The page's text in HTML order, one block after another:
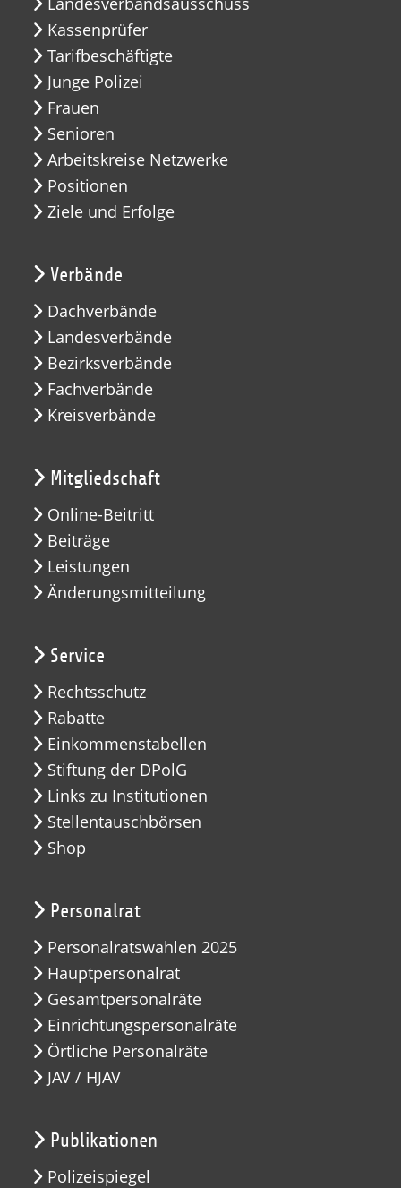
Kassenprüfer
Tarifbeschäftigte
Junge Polizei
Frauen
Senioren
Arbeitskreise Netzwerke
Positionen
Ziele und Erfolge
Verbände
Dachverbände
Landesverbände
Bezirksverbände
Fachverbände
Kreisverbände
Mitgliedschaft
Online-Beitritt
Beiträge
Leistungen
Änderungsmitteilung
Service
Rechtsschutz
Rabatte
Einkommenstabellen
Stiftung der DPolG
Links zu Institutionen
Stellentauschbörsen
Shop
Personalrat
Personalratswahlen 2025
Hauptpersonalrat
Gesamtpersonalräte
Einrichtungspersonalräte
Örtliche Personalräte
JAV / HJAV
Publikationen
Polizeispiegel